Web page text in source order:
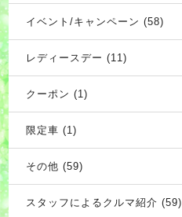
イベント/キャンペーン (58)
レディースデー (11)
クーポン (1)
限定車 (1)
その他 (59)
スタッフによるクルマ紹介 (59)